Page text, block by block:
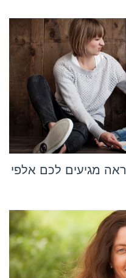
מגיעים לכם אלפי